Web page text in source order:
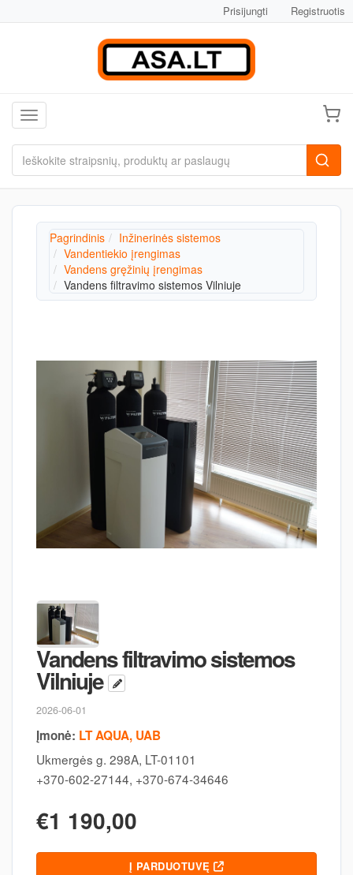
Prisijungti Registruotis
Toggle navigation
Pagrindinis
Inžinerinės sistemos
Vandentiekio įrengimas
Vandens gręžinių įrengimas
Vandens filtravimo sistemos Vilniuje
Vandens filtravimo sistemos
Vilniuje
2026-06-01
Įmonė: LT AQUA, UAB
Ukmergės g. 298A, LT-01101
+370-602-27144, +370-674-34646
€1 190,00
Į PARDUOTUVĘ